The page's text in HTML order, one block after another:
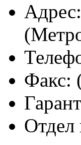
Адрес:
Факс:
Отдел